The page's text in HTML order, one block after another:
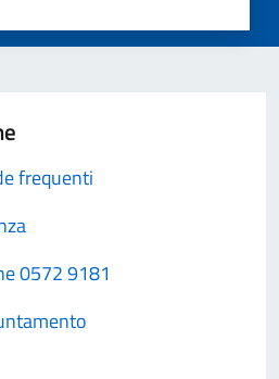
frequenti
0572 9181